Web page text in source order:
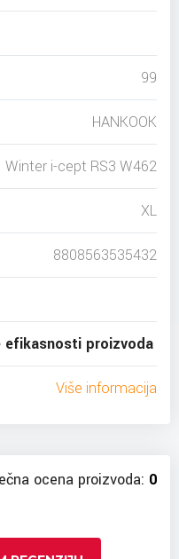
99
HANKOOK
Winter i-cept RS3 W462
XL
8808563535432
efikasnosti proizvoda
Više informacija
ocena proizvoda: 0